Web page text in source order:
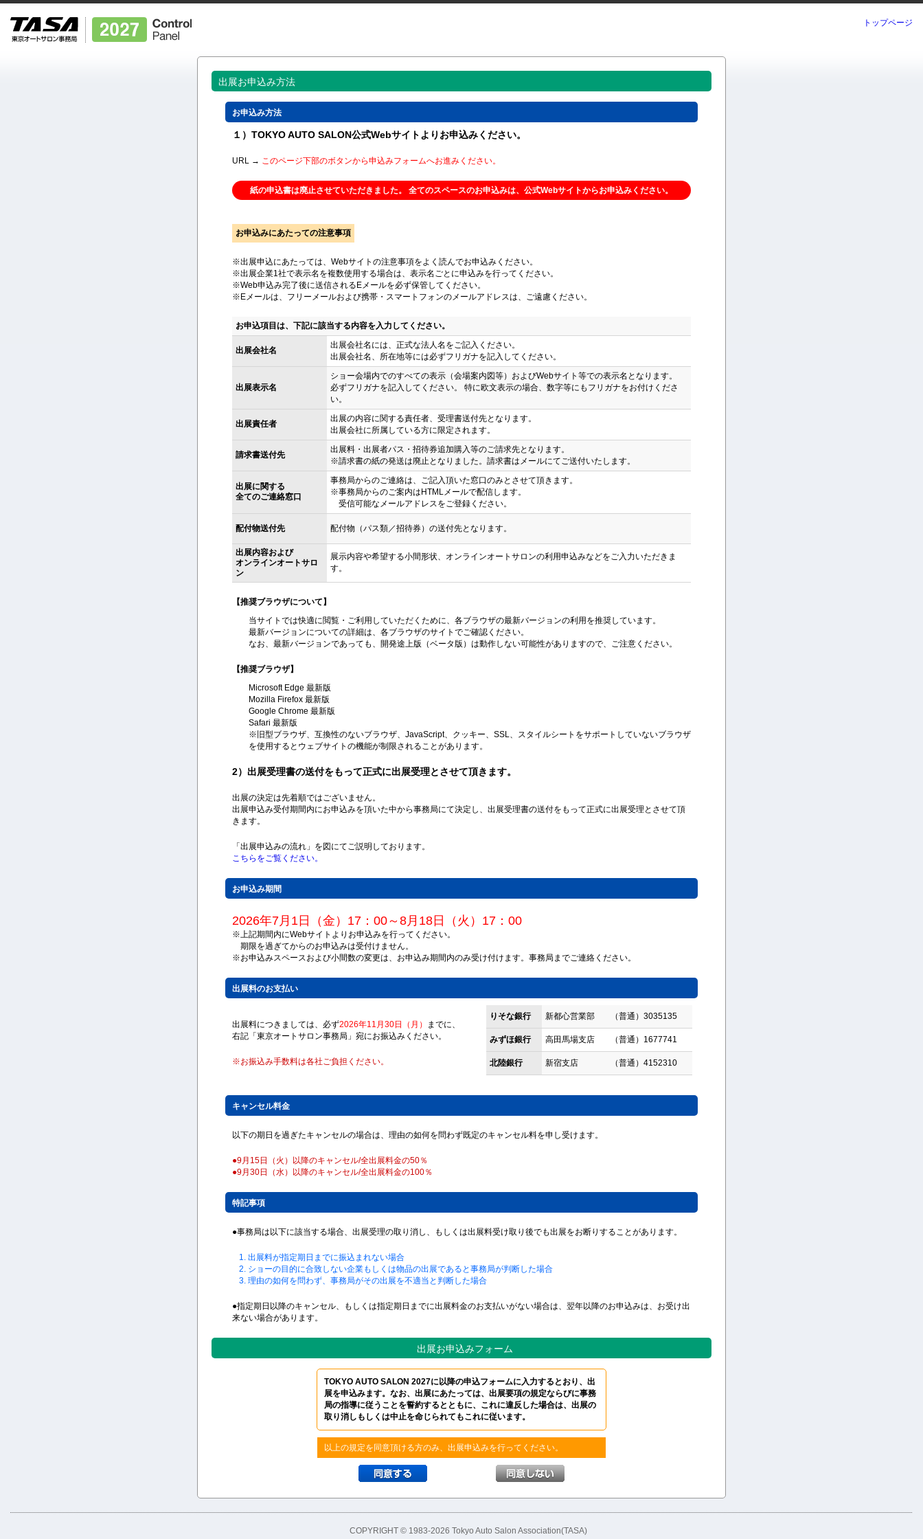
トップページ
出展お申込み方法
お申込み方法
１）TOKYO AUTO SALON公式Webサイトよりお申込みください。
URL → このページ下部のボタンから申込みフォームへお進みください。
紙の申込書は廃止させていただきました。 全てのスペースのお申込みは、公式Webサイトからお申込みください。
お申込みにあたっての注意事項
※出展申込にあたっては、Webサイトの注意事項をよく読んでお申込みください。
※出展企業1社で表示名を複数使用する場合は、表示名ごとに申込みを行ってください。
※Web申込み完了後に送信されるEメールを必ず保管してください。
※Eメールは、フリーメールおよび携帯・スマートフォンのメールアドレスは、ご遠慮ください。
お申込項目は、下記に該当する内容を入力してください。
出展会社名
出展会社名には、正式な法人名をご記入ください。
出展会社名、所在地等には必ずフリガナを記入してください。
出展表示名
ショー会場内でのすべての表示（会場案内図等）およびWebサイト等での表示名となります。
必ずフリガナを記入してください。 特に欧文表示の場合、数字等にもフリガナをお付けくださ
い。
出展責任者
出展の内容に関する責任者、受理書送付先となります。
出展会社に所属している方に限定されます。
請求書送付先
出展料・出展者パス・招待券追加購入等のご請求先となります。
※請求書の紙の発送は廃止となりました。請求書はメールにてご送付いたします。
出展に関する
全てのご連絡窓口
事務局からのご連絡は、ご記入頂いた窓口のみとさせて頂きます。
※事務局からのご案内はHTMLメールで配信します。
受信可能なメールアドレスをご登録ください。
配付物送付先 配付物（パス類／招待券）の送付先となります。
出展内容および
オンラインオートサロ
ン
展示内容や希望する小間形状、オンラインオートサロンの利用申込みなどをご入力いただきま
す。
【推奨ブラウザについて】
当サイトでは快適に閲覧・ご利用していただくために、各ブラウザの最新バージョンの利用を推奨しています。
最新バージョンについての詳細は、各ブラウザのサイトでご確認ください。
なお、最新バージョンであっても、開発途上版（ベータ版）は動作しない可能性がありますので、ご注意ください。
【推奨ブラウザ】
Microsoft Edge 最新版
Mozilla Firefox 最新版
Google Chrome 最新版
Safari 最新版
※旧型ブラウザ、互換性のないブラウザ、JavaScript、クッキー、SSL、スタイルシートをサポートしていないブラウザ
を使用するとウェブサイトの機能が制限されることがあります。
2）出展受理書の送付をもって正式に出展受理とさせて頂きます。
出展の決定は先着順ではございません。
出展申込み受付期間内にお申込みを頂いた中から事務局にて決定し、出展受理書の送付をもって正式に出展受理とさせて頂
きます。
「出展申込みの流れ」を図にてご説明しております。
こちらをご覧ください。
お申込み期間
2026年7月1日（金）17：00～8月18日（火）17：00
※上記期間内にWebサイトよりお申込みを行ってください。
期限を過ぎてからのお申込みは受付けません。
※お申込みスペースおよび小間数の変更は、お申込み期間内のみ受け付けます。事務局までご連絡ください。
出展料のお支払い
出展料につきましては、必ず2026年11月30日（月）
までに、
右記「東京オートサロン事務局」宛にお振込みください。
※お振込み手数料は各社ご負担ください。
りそな銀行 新都心営業部 （普通）3035135
みずほ銀行 高田馬場支店 （普通）1677741
北陸銀行 新宿支店 （普通）4152310
キャンセル料金
以下の期日を過ぎたキャンセルの場合は、理由の如何を問わず既定のキャンセル料を申し受けます。
●9月15日（火）以降のキャンセル/全出展料金の50％
●9月30日（水）以降のキャンセル/全出展料金の100％
特記事項
●事務局は以下に該当する場合、出展受理の取り消し、もしくは出展料受け取り後でも出展をお断りすることがあります。
1. 出展料が指定期日までに振込まれない場合
2. ショーの目的に合致しない企業もしくは物品の出展であると事務局が判断した場合
3. 理由の如何を問わず、事務局がその出展を不適当と判断した場合
●指定期日以降のキャンセル、もしくは指定期日までに出展料金のお支払いがない場合は、翌年以降のお申込みは、お受け出
来ない場合があります。
出展お申込みフォーム
TOKYO AUTO SALON 2027に以降の申込フォームに入力するとおり、出
展を申込みます。なお、出展にあたっては、出展要項の規定ならびに事務
局の指導に従うことを誓約するとともに、これに違反した場合は、出展の
取り消しもしくは中止を命じられてもこれに従います。
以上の規定を同意頂ける方のみ、出展申込みを行ってください。
COPYRIGHT © 1983-2026 Tokyo Auto Salon Association(TASA)